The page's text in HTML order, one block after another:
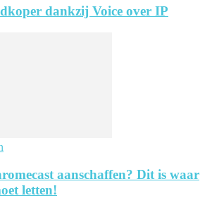
dankzij Voice over IP
aanschaffen? Dit is waar
letten!